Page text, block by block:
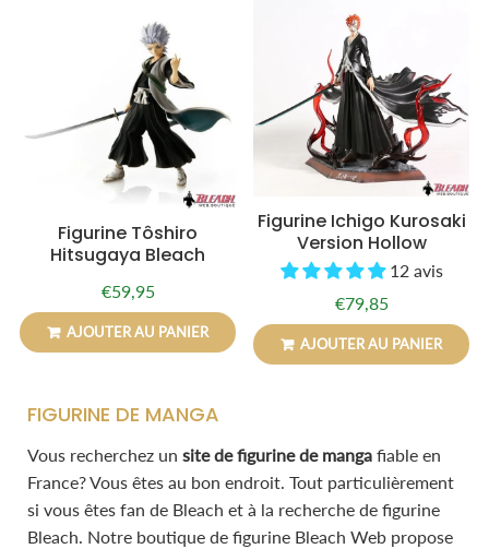
Figurine Tôshiro
Hitsugaya Bleach
Prix
régulier
€59,95€59,95
AJOUTER AU PANIER
Figurine Ichigo Kurosaki
Version Hollow
12 avis
Prix
régulier
€79,85€79,85
AJOUTER AU PANIER
FIGURINE DE MANGA
Vous recherchez un site de figurine de manga fiable en
France? Vous êtes au bon endroit. Tout particulièrement
si vous êtes fan de Bleach et à la recherche de figurine
Bleach. Notre boutique de figurine Bleach Web propose